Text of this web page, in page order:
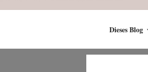
Dieses Blog